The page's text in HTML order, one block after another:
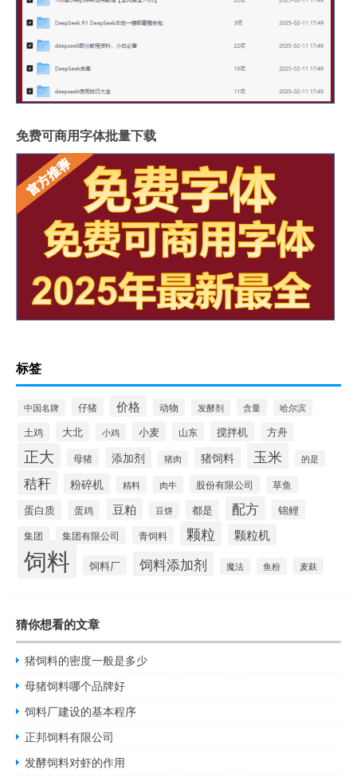
免费可商用字体批量下载
标签
中国名牌 仔猪 价格 动物 发酵剂 含量 哈尔滨
土鸡 大北 小鸡 小麦 山东 搅拌机 方舟
正大 母猪 添加剂 猪肉 猪饲料 玉米 的是
秸秆 粉碎机 精料 肉牛 股份有限公司 草鱼
蛋白质 蛋鸡 豆粕 豆饼 都是 配方 锦鲤
集团 集团有限公司 青饲料 颗粒 颗粒机
饲料 饲料厂 饲料添加剂 魔法 鱼粉 麦麸
猜你想看的文章
猪饲料的密度一般是多少
母猪饲料哪个品牌好
饲料厂建设的基本程序
正邦饲料有限公司
发酵饲料对虾的作用